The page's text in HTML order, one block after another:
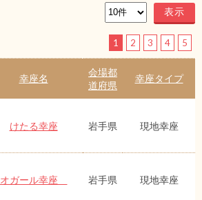
1 2 3 4 5
幸座名
会場都
道府県
幸座タイプ
けたる幸座 岩手県 現地幸座
オガール幸座 岩手県 現地幸座